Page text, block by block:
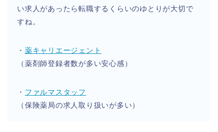
い求人があったら転職するくらいのゆとりが大切で
すね。
・ 薬キャリエージェント
（薬剤師登録者数が多い安心感）
・ ファルマスタッフ
（保険薬局の求人取り扱いが多い）